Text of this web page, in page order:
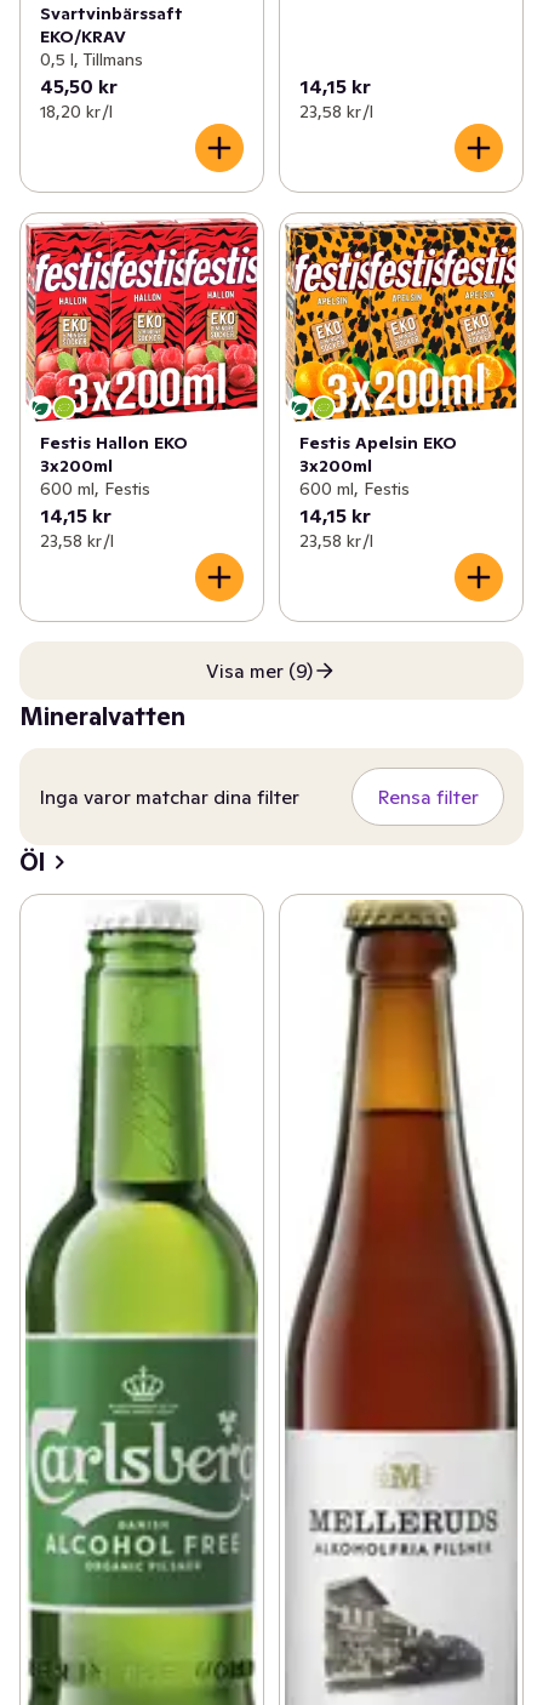
Svartvinbärssaft
EKO/KRAV
0,5 l, Tillmans
45,50 kr
18,20 kr /l
14,15 kr
23,58 kr /l
Festis Hallon EKO
3x200ml
600 ml, Festis
14,15 kr
23,58 kr /l
Festis Apelsin EKO
3x200ml
600 ml, Festis
14,15 kr
23,58 kr /l
Visa mer (9)
Mineralvatten
Inga varor matchar dina filter Rensa filter
Öl